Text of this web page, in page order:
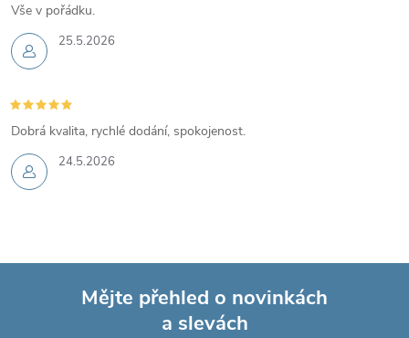
25.5.2026
Vše v pořádku.
24.5.2026
Dobrá kvalita, rychlé dodání, spokojenost.
Mějte přehled o novinkách
a slevách